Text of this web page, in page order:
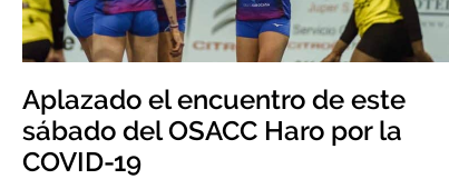
Aplazado el encuentro de este
sábado del OSACC Haro por la
COVID-19